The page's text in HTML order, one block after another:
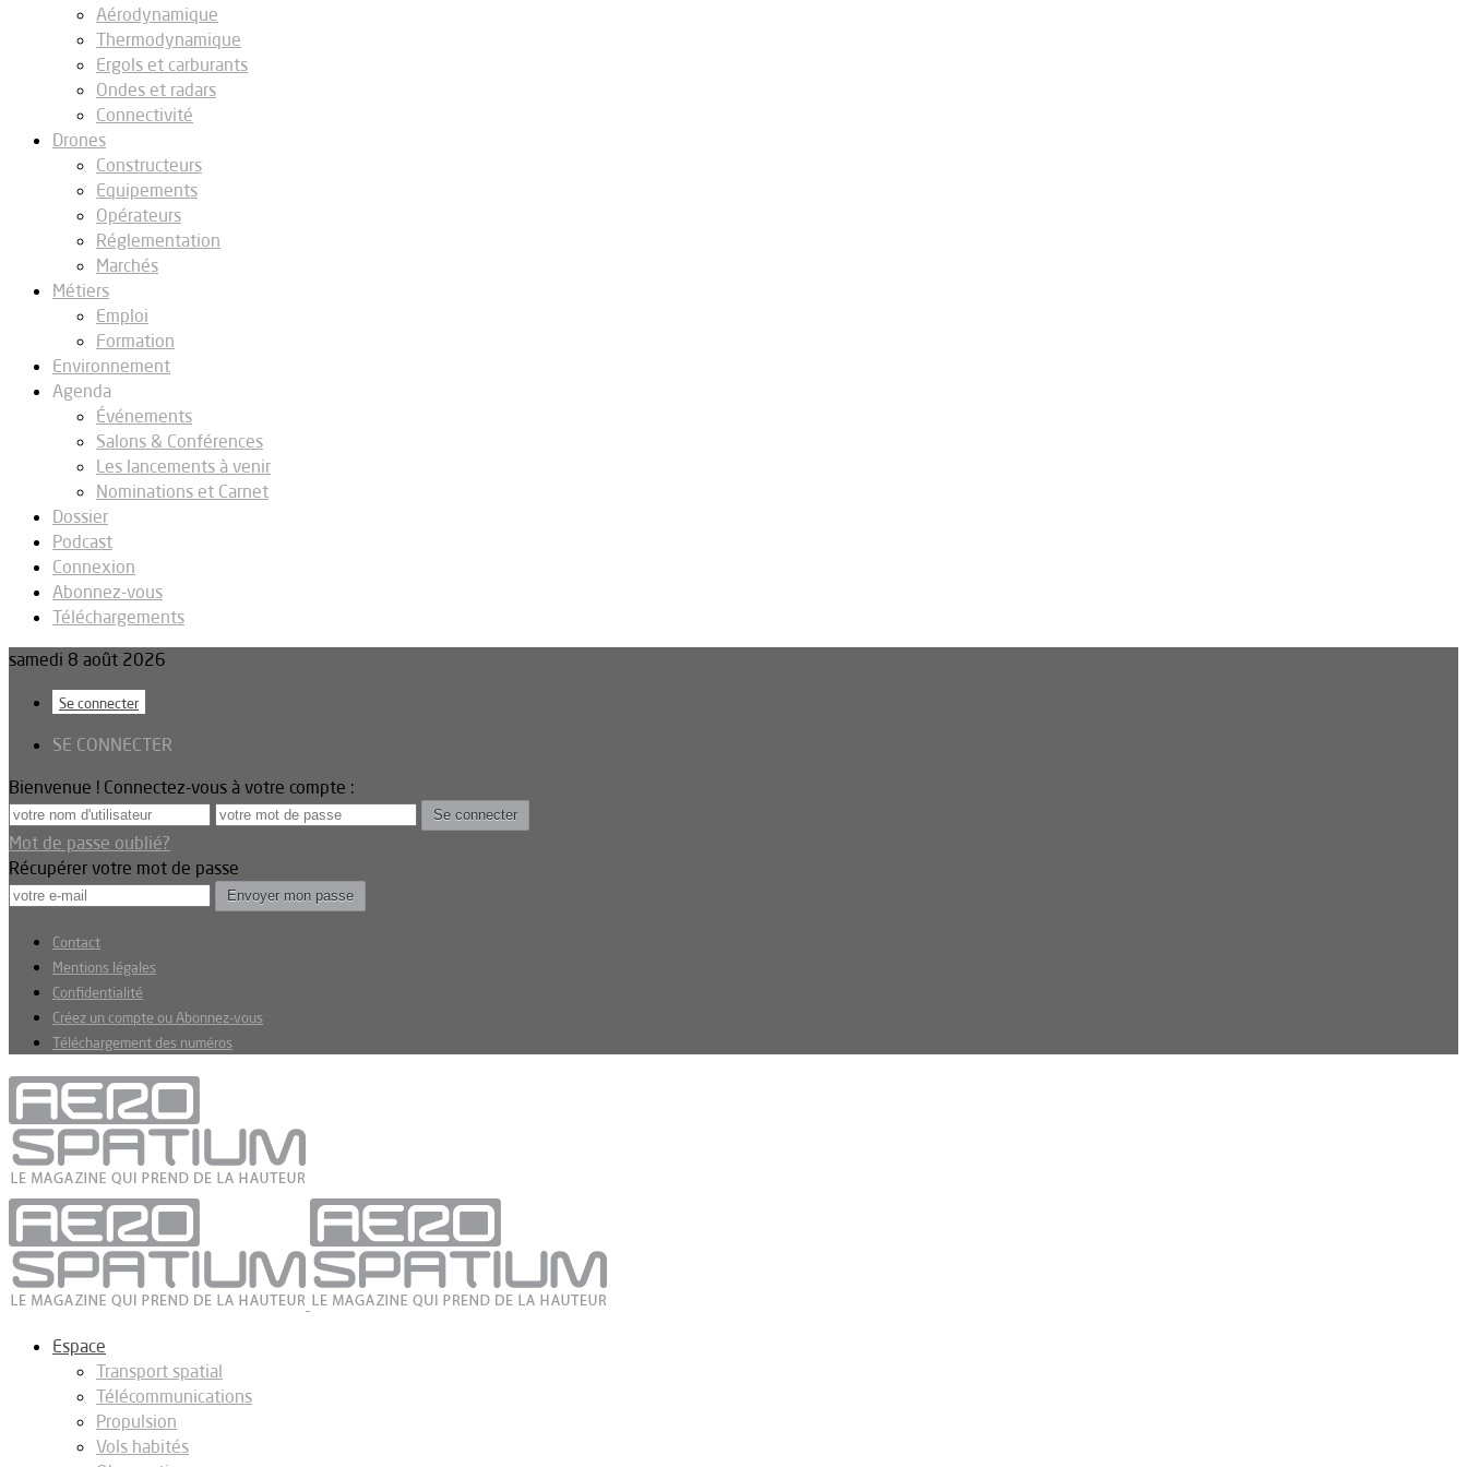
Aérodynamique
Thermodynamique
Ergols et carburants
Ondes et radars
Connectivité
Drones
Constructeurs
Equipements
Opérateurs
Réglementation
Marchés
Métiers
Emploi
Formation
Environnement
Agenda
Événements
Salons & Conférences
Les lancements à venir
Nominations et Carnet
Dossier
Podcast
Connexion
Abonnez-vous
Téléchargements
samedi 8 août 2026
Se connecter
SE CONNECTER
Bienvenue ! Connectez-vous à votre compte :
Mot de passe oublié?
Récupérer votre mot de passe
Contact
Mentions légales
Confidentialité
Créez un compte ou Abonnez-vous
Téléchargement des numéros
Espace
Transport spatial
Télécommunications
Propulsion
Vols habités